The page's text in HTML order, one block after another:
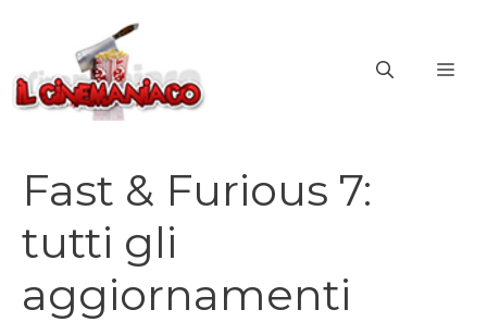
contenuto
Fast & Furious 7:
tutti gli
aggiornamenti